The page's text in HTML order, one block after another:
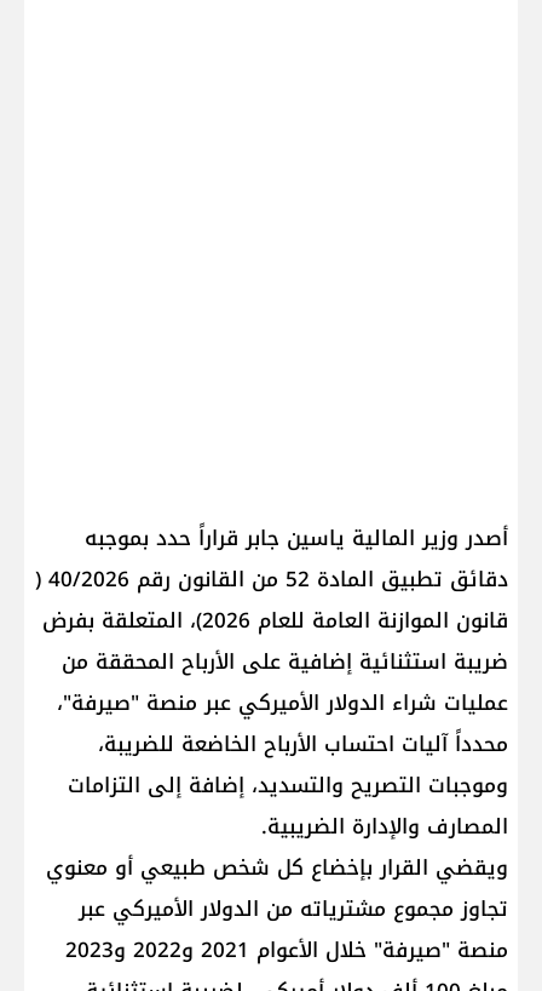
أصدر وزير المالية ​ياسين جابر​ قراراً حدد بموجبه
دقائق تطبيق المادة 52 من القانون رقم 40/2026 (​
قانون الموازنة العامة​ للعام 2026)، المتعلقة بفرض ​
ضريبة استثنائية​ إضافية على الأرباح المحققة من
عمليات شراء الدولار الأميركي عبر منصة "صيرفة"،
محدداً آليات احتساب الأرباح الخاضعة للضريبة،
وموجبات التصريح والتسديد، إضافة إلى التزامات
المصارف والإدارة الضريبية.
ويقضي القرار بإخضاع كل شخص طبيعي أو معنوي
تجاوز مجموع مشترياته من الدولار الأميركي عبر
منصة "صيرفة" خلال الأعوام 2021 و2022 و2023